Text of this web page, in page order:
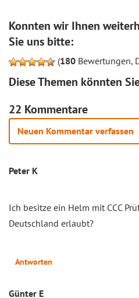
Konnten wir Ihnen
Sie uns bitte:
(180 Bewertungen,
Diese Themen könnten
22 Kommentare
Neuen Kommentar verfassen
Peter K
Ich besitze ein Helm mit CCC
Deutschland erlaubt?
Antworten
Günter E